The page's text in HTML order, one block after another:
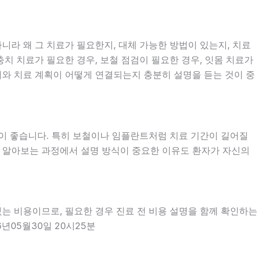
라 왜 그 치료가 필요한지, 대체 가능한 방법이 있는지, 치료
치료가 필요한 경우, 보철 점검이 필요한 경우, 잇몸 치료가
치료 계획이 어떻게 연결되는지 충분히 설명을 듣는 것이 중
좋습니다. 특히 보철이나 임플란트처럼 치료 기간이 길어질
아보는 과정에서 설명 방식이 중요한 이유도 환자가 자신의
비용이므로, 필요한 경우 진료 전 비용 설명을 함께 확인하는
05월30일 20시25분